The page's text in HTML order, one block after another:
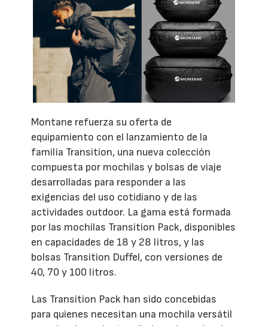
Montane refuerza su oferta de
equipamiento con el lanzamiento de la
familia Transition, una nueva colección
compuesta por mochilas y bolsas de viaje
desarrolladas para responder a las
exigencias del uso cotidiano y de las
actividades outdoor. La gama está formada
por las mochilas Transition Pack, disponibles
en capacidades de 18 y 28 litros, y las
bolsas Transition Duffel, con versiones de
40, 70 y 100 litros.
Las Transition Pack han sido concebidas
para quienes necesitan una mochila versátil